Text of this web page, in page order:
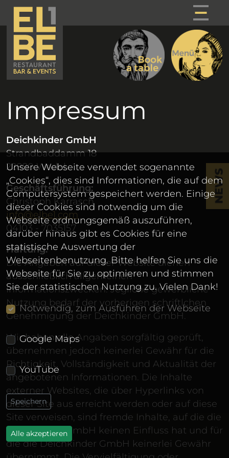
Impressum
Deichkinder GmbH
Strandbaddamm 18
22880 Wedel
Geschäftsführung:
Christoph Karrasch
info@elbe1.com
04103 - 7035157
Haftung:
Die Angaben auf dieser Website dienen
ausschließlich allgemeinen
Informationszwecken. Jegliche gewerbliche
Nutzung bedarf der vorherigen schriftlchen
Genehmigung der Deichkinder GmbH.
Wir haben alle Angaben sorgfältig geprüft,
übernehmen jedoch keinerlei Gewähr für die
Richtigkeit, Vollständigkeit und Aktualität der
angebotenen Informationen. Die Inhalte
externer Websites, die über Hyperlinks von
dieser Site aus erreicht werden oder auf diese
Site verweisen, sind fremde Inhalte, auf die die
Deichkinder GmbH keinen Einfluss hat und für
die die Deichkinder GmbH keinerlei Gewähr
NEWS
Unsere Webseite verwendet sogenannte
„Cookies“, dies sind Informationen, die auf dem
Computersystem gespeichert werden. Einige
dieser Cookies sind notwendig um die
Webseite ordnungsgemäß auszuführen,
darüber hinaus gibt es Cookies für eine
statistische Auswertung der
Webseitenbenutzung. Bitte helfen Sie uns die
Webseite für Sie zu optimieren und stimmen
Sie der statistischen Nutzung zu. Vielen Dank!
Notwendig, zum Ausführen der Webseite
Google Maps
YouTube